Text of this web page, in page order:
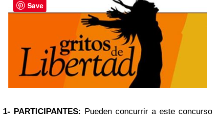
1- PARTICIPANTES:
Pueden concurrir a este concurso
Save